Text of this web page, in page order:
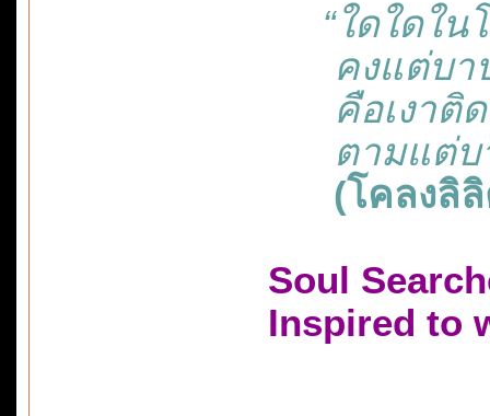
“ใดใดใน
คงแต่บาป
คือเงาติด
ตามแต่บา
(โคลงลิ
Soul
Inspired to